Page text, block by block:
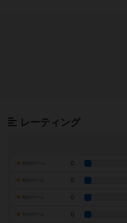
レーティング
10点のゲーム 0
9点のゲーム 0
8点のゲーム 0
7点のゲーム 0